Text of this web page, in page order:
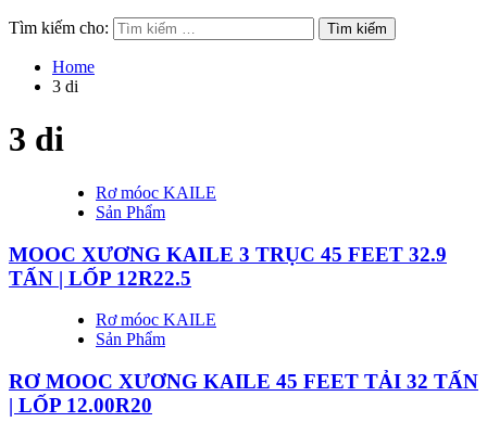
Tìm kiếm cho:
Home
3 di
3 di
Rơ móoc KAILE
Sản Phẩm
MOOC XƯƠNG KAILE 3 TRỤC 45 FEET 32.9
TẤN | LỐP 12R22.5
Rơ móoc KAILE
Sản Phẩm
RƠ MOOC XƯƠNG KAILE 45 FEET TẢI 32 TẤN
| LỐP 12.00R20